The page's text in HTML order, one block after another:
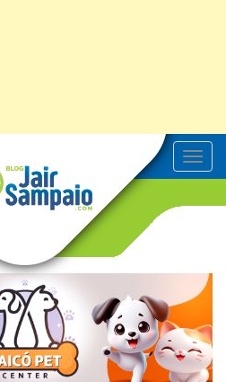
T
o
v
g
t
i
o
n